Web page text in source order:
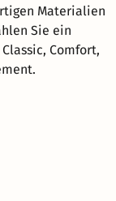
Materialien
Sie ein
Comfort,